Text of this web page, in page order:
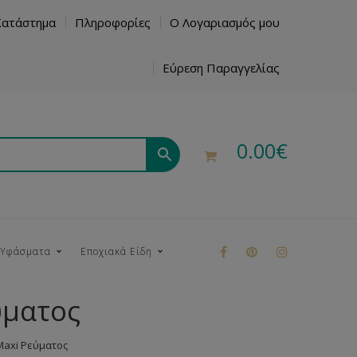
Πληροφορίες Ο Λογαριασμός μου
Εύρεση Παραγγελίας
0.00€
Εποχιακά Είδη
Ρεύματος